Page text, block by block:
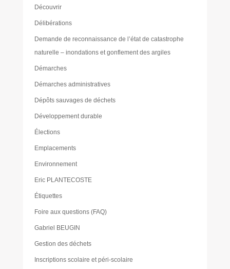
Découvrir
Délibérations
Demande de reconnaissance de l’état de catastrophe
naturelle – inondations et gonflement des argiles
Démarches
Démarches administratives
Dépôts sauvages de déchets
Développement durable
Élections
Emplacements
Environnement
Eric PLANTECOSTE
Étiquettes
Foire aux questions (FAQ)
Gabriel BEUGIN
Gestion des déchets
Inscriptions scolaire et péri-scolaire